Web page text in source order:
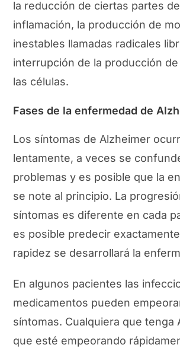
la reducción de ciertas partes
inflamación, la producción de
inestables llamadas radicales
interrupción de la producción
las células.
Fases de la enfermedad de
Los síntomas de Alzheimer
lentamente, a veces se
problemas y es posible que la
se note al principio. La
síntomas es diferente en cada
es posible predecir
rapidez se desarrollará la
En algunos pacientes las
medicamentos pueden
síntomas. Cualquiera que tenga
que esté empeorando